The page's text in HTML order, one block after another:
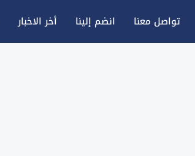
تواصل معنا انضم إلينا أخر الاخبار